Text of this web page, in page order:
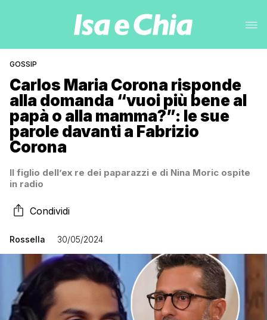
GOSSIP
Carlos Maria Corona risponde
alla domanda “vuoi più bene al
papà o alla mamma?”: le sue
parole davanti a Fabrizio
Corona
Il figlio dell’ex re dei paparazzi e di Nina Moric ospite
in radio
Condividi
Rossella 30/05/2024